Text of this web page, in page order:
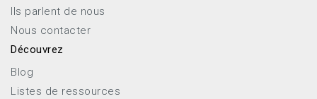
Ils parlent de nous
Nous contacter
Découvrez
Blog
Listes de ressources